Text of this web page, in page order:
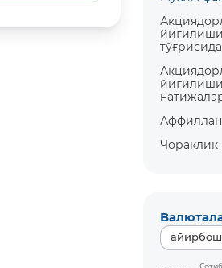
Чораклик
Сотиб